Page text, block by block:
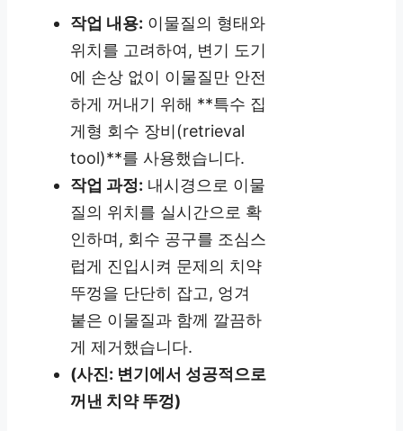
작업 내용: 이물질의 형태와
위치를 고려하여, 변기 도기
에 손상 없이 이물질만 안전
하게 꺼내기 위해 **특수 집
게형 회수 장비(retrieval
tool)**를 사용했습니다.
작업 과정: 내시경으로 이물
질의 위치를 실시간으로 확
인하며, 회수 공구를 조심스
럽게 진입시켜 문제의 치약
뚜껑을 단단히 잡고, 엉겨
붙은 이물질과 함께 깔끔하
게 제거했습니다.
(사진: 변기에서 성공적으로
꺼낸 치약 뚜껑)